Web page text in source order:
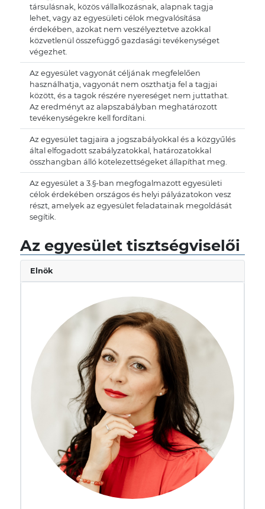
társulásnak, közös vállalkozásnak, alapnak tagja
lehet, vagy az egyesületi célok megvalósítása
érdekében, azokat nem veszélyeztetve azokkal
közvetlenül összefüggő gazdasági tevékenységet
végezhet.
Az egyesület vagyonát céljának megfelelően
használhatja, vagyonát nem oszthatja fel a tagjai
között, és a tagok részére nyereséget nem juttathat.
Az eredményt az alapszabályban meghatározott
tevékenységekre kell fordítani.
Az egyesület tagjaira a jogszabályokkal és a közgyűlés
által elfogadott szabályzatokkal, határozatokkal
összhangban álló kötelezettségeket állapíthat meg.
Az egyesület a 3.§-ban megfogalmazott egyesületi
célok érdekében országos és helyi pályázatokon vesz
részt, amelyek az egyesület feladatainak megoldását
segítik.
Az egyesület tisztségviselői
Elnök